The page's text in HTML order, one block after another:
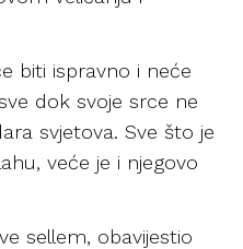
biti ispravno i neće
dok svoje srce ne
svjetova. Sve što je
veće je i njegovo
sellem, obavijestio